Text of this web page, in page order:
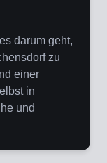
darum geht,
zu
einer
in
und